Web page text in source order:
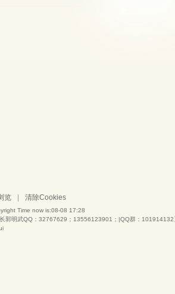
览 清除Cookies
Time now is:08-08 17:28
郭明武QQ：32767629；13556123901；|QQ群：101914132